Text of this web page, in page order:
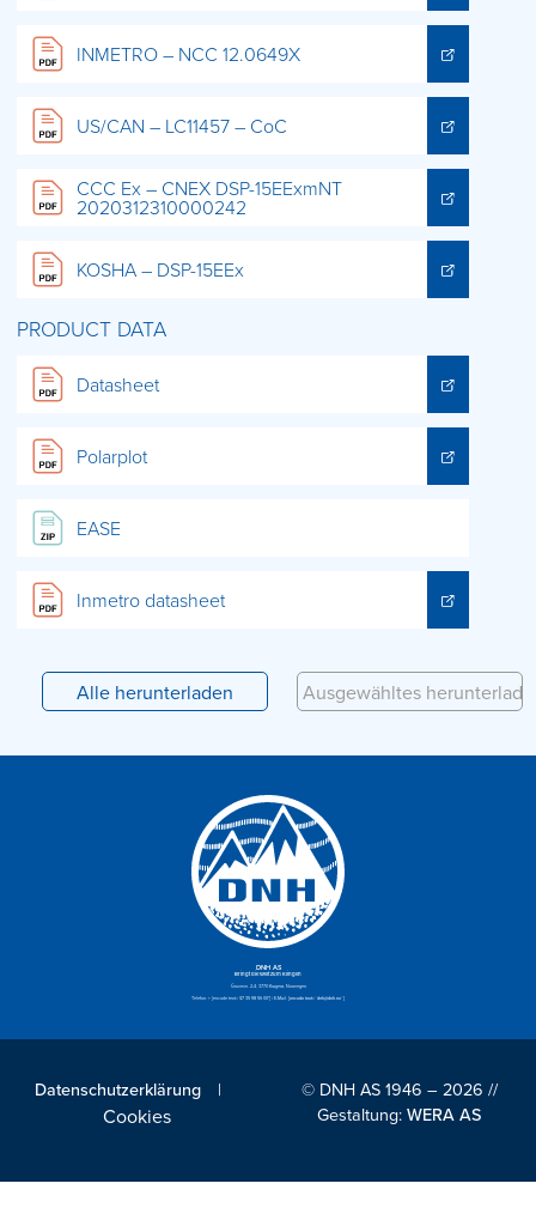
INMETRO – NCC 12.0649X
US/CAN – LC11457 – CoC
CCC Ex – CNEX DSP-15EExmNT
2020312310000242
KOSHA – DSP-15EEx
PRODUCT DATA
Datasheet
Polarplot
EASE
Inmetro datasheet
DNH AS
Bringt die Welt zum Klingen
Gruvevn. 2-4, 3770 Kragerø, Norwegen
Telefon: + [encode text=“47 35 98 56 00″] | E-Mail: [encode text=“dnh@dnh.no“]
Datenschutzerklärung |
Cookies
© DNH AS 1946 – 2026 //
Gestaltung:WERA AS